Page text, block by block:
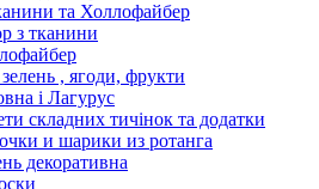
та Холлофайбер
з тканини
, ягоди, фрукти
і Лагурус
складних тичінок та додатки
и шарики из ротанга
декоративна